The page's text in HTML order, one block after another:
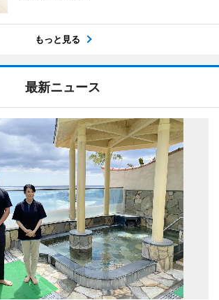
もっと見る
最新ニュース